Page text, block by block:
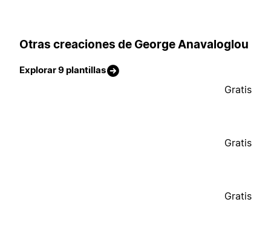
Otras creaciones de George Anavaloglou
Explorar 9 plantillas
Gratis
Gratis
Gratis